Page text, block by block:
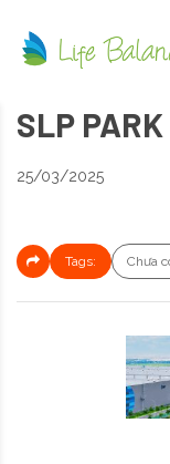
SLP
25/03/2025
Tags: Chưa